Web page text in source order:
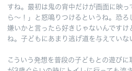
すね。最初は鬼の背中だけが画面に映っ
ら～！」と怒鳴りつけるというね。恐
嫌いかと言ったら好きじゃないんですけ
ね。子どもにあまり逃げ道を与えていな
こういう発想を普段の子どもとの遊びに